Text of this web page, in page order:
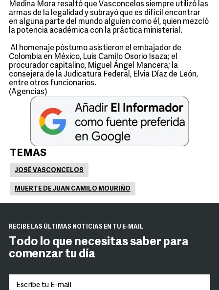
Medina Mora resaltó que Vasconcelos siempre utilizó las
armas de la legalidad y subrayó que es difícil encontrar
en alguna parte del mundo alguien como él, quien mezcló
la potencia académica con la práctica ministerial.
Al homenaje póstumo asistieron el embajador de
Colombia en México, Luis Camilo Osorio Isaza; el
procurador capitalino, Miguel Ángel Mancera; la
consejera de la Judicatura Federal, Elvia Díaz de León,
entre otros funcionarios.
(Agencias)
TEMAS
JOSÉ VASCONCELOS
MUERTE DE JUAN CAMILO MOURIÑO
RECIBE LAS ÚLTIMAS NOTICIAS EN TU E-MAIL
Todo lo que necesitas saber para
comenzar tu día